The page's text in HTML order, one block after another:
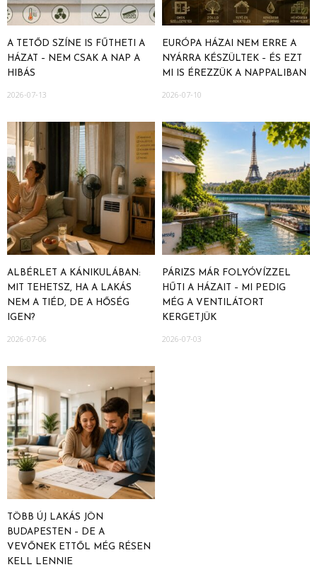
A TETŐD SZÍNE IS FŰTHETI A
HÁZAT – NEM CSAK A NAP A
HIBÁS
2026-07-13
EURÓPA HÁZAI NEM ERRE A
NYÁRRA KÉSZÜLTEK – ÉS EZT
MI IS ÉREZZÜK A NAPPALIBAN
2026-07-10
ALBÉRLET A KÁNIKULÁBAN:
MIT TEHETSZ, HA A LAKÁS
NEM A TIÉD, DE A HŐSÉG
IGEN?
2026-07-06
PÁRIZS MÁR FOLYÓVÍZZEL
HŰTI A HÁZAIT – MI PEDIG
MÉG A VENTILÁTORT
KERGETJÜK
2026-07-03
TÖBB ÚJ LAKÁS JÖN
BUDAPESTEN – DE A
VEVŐNEK ETTŐL MÉG RÉSEN
KELL LENNIE